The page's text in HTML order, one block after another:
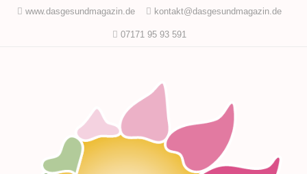
www.dasgesundmagazin.de kontakt@dasgesundmagazin.de
07171 95 93 591